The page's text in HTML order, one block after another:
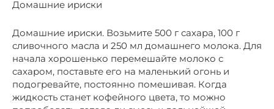
Домашние ириски
Домашние ириски. Возьмите 500 г сахара, 100 г
сливочного масла и 250 мл домашнего молока. Для
начала хорошенько перемешайте молоко с
сахаром, поставьте его на маленький огонь и
подогревайте, постоянно помешивая. Когда
жидкость станет кофейного цвета, то можно